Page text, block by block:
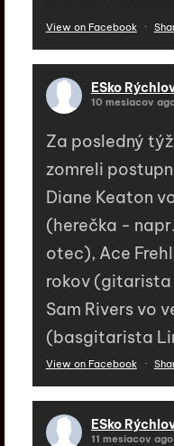
View on Facebook ·
ESko
10 mesiacov
Za posledný
zomreli
Diane Keaton
(herečka -
otec), Ace
rokov (gitarista
Sam Rivers vo
(basgitarista
View on Facebook ·
ESko
11 mesiacov ago